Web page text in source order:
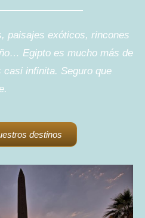
paisajes exóticos, rincones
Egipto es mucho más de
casi infinita. Seguro que
destinos